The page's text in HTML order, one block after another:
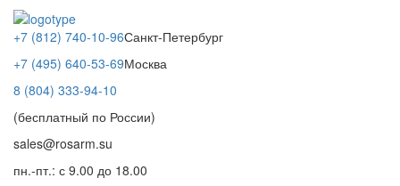
+7 (812) 740-10-96Санкт-Петербург
+7 (495) 640-53-69Москва
8 (804) 333-94-10
(бесплатный по России)
sales@rosarm.su
пн.-пт.: с 9.00 до 18.00